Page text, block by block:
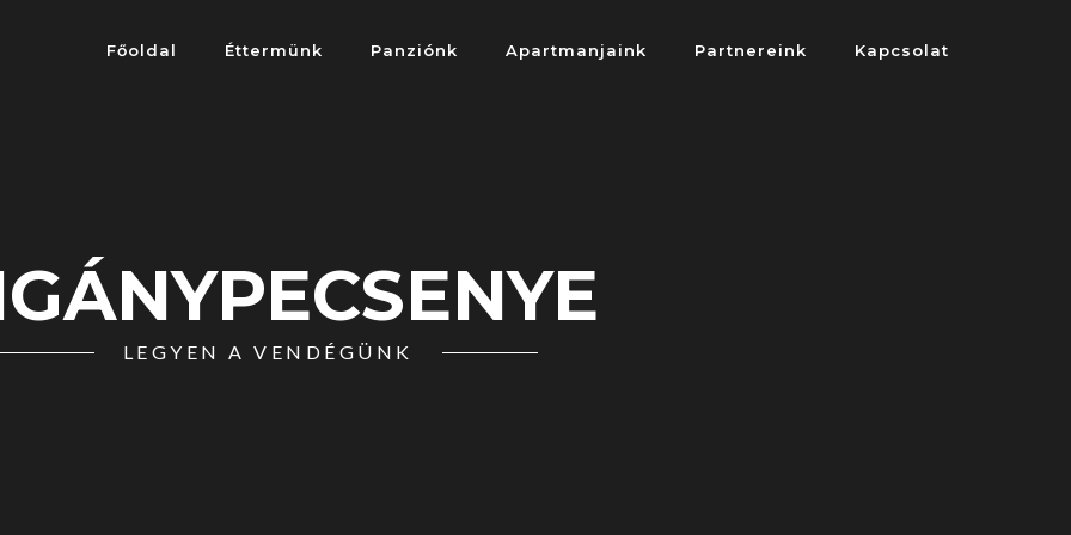
Főoldal Éttermünk Panziónk Apartmanjaink Partnereink Kapcsolat
LEGYEN A VENDÉGÜNK